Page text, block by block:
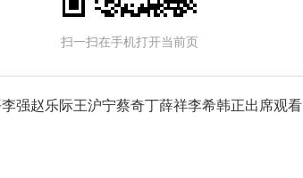
扫一扫在手机打开当前页
强赵乐际王沪宁蔡奇丁薛祥李希韩正出席观看